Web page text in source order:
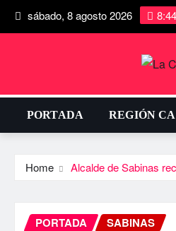
sábado, 8 agosto 2026
PORTADA REGIÓN
Home Alcalde de Sabinas
PORTADA SABINAS